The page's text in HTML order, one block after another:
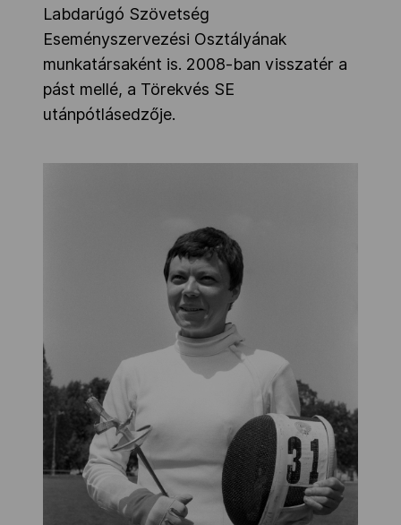
Labdarúgó Szövetség
Eseményszervezési Osztályának
munkatársaként is. 2008-ban visszatér a
pást mellé, a Törekvés SE
utánpótlásedzője.